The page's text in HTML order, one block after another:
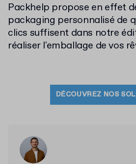
Packhelp propose en effet
packaging personnalisé de
clics suffisent dans notre
réaliser l'emballage de vos
DÉCOUVREZ NOS